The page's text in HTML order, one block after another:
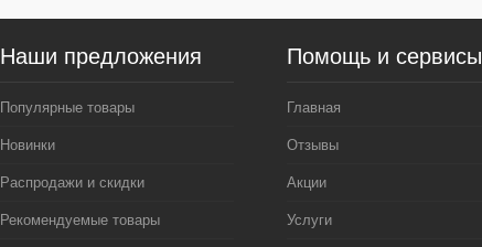
Наши предложения
Популярные товары
Новинки
Распродажи и скидки
Рекомендуемые товары
Помощь и сервисы
Главная
Отзывы
Акции
Услуги